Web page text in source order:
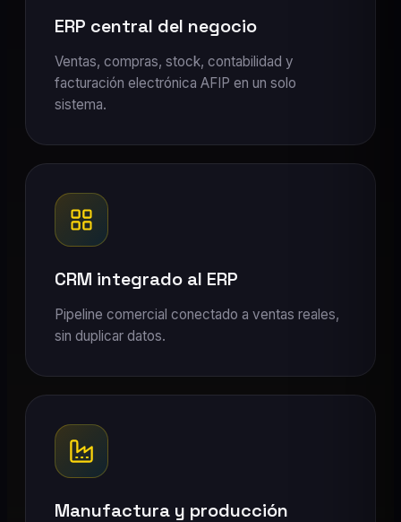
ERP central del negocio
Ventas, compras, stock, contabilidad y
facturación electrónica AFIP en un solo
sistema.
CRM integrado al ERP
Pipeline comercial conectado a ventas reales,
sin duplicar datos.
Manufactura y producción